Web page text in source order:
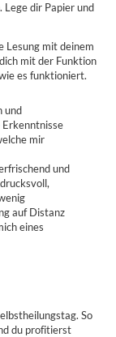
Lege dir Papier und
Lesung mit deinem
mit der Funktion
es funktioniert.
und
Erkenntnisse
mir
und
auf Distanz
eines
So
du profitierst